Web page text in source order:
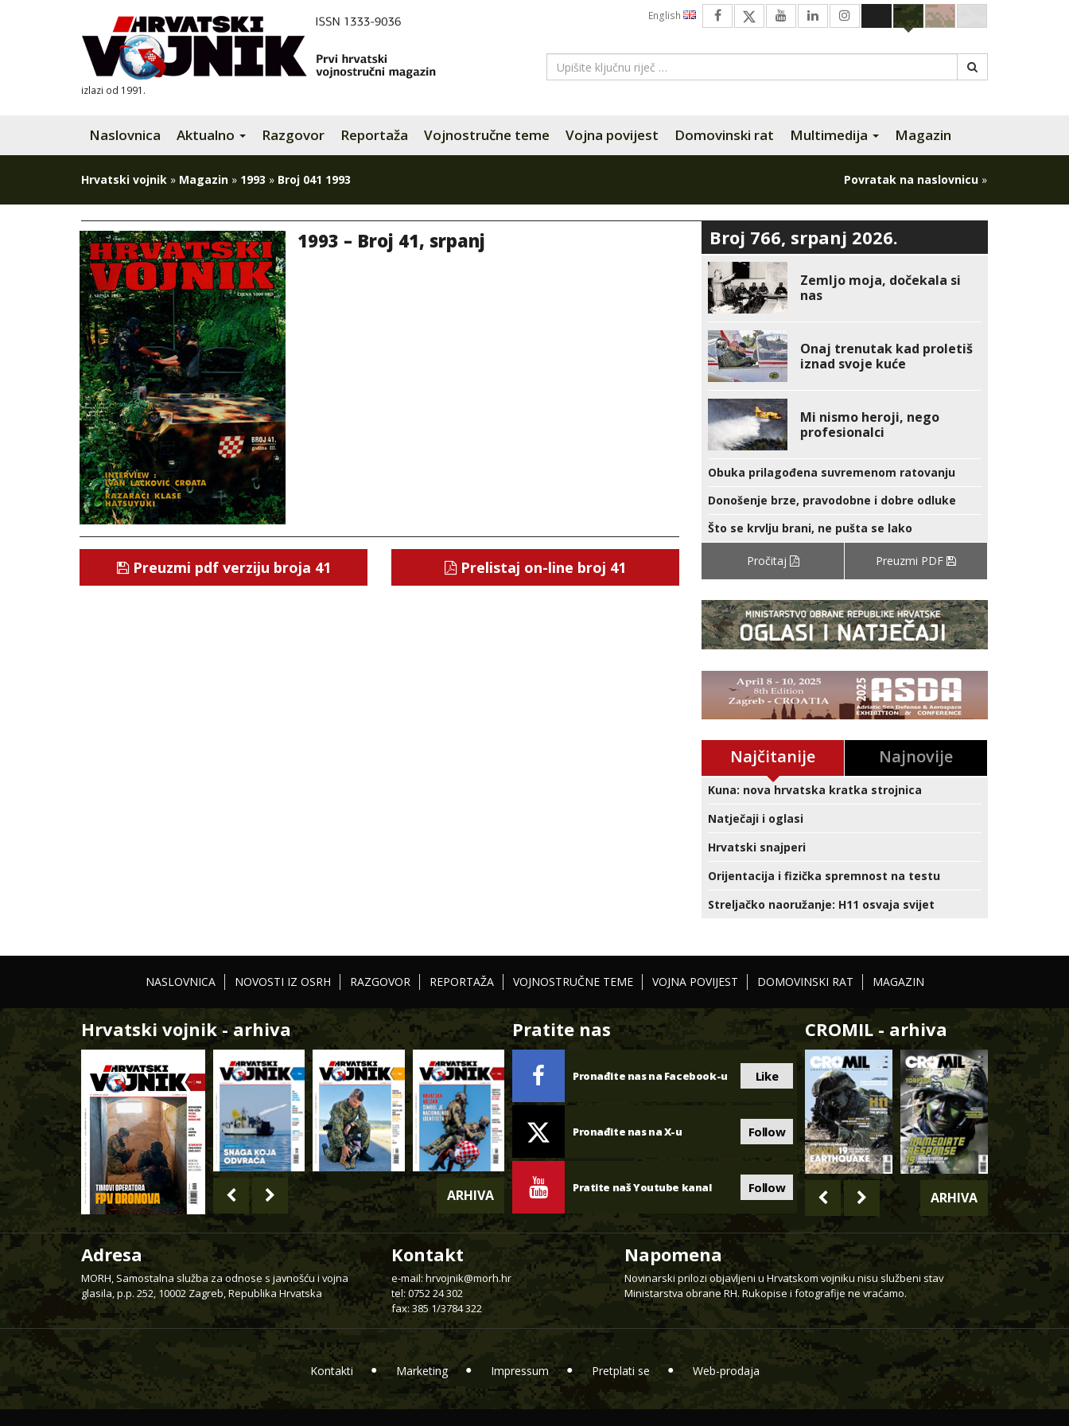
izlazi od 1991.
English
Naslovnica Aktualno Razgovor Reportaža Vojnostručne teme Vojna povijest Domovinski rat Multimedija Magazin
Hrvatski vojnik » Magazin » 1993 » Broj 041 1993 Povratak na naslovnicu »
1993 – Broj 41, srpanj
Preuzmi pdf verziju broja 41 Prelistaj on-line broj 41
Broj 766, srpanj 2026.
Zemljo moja, dočekala si
nas
Onaj trenutak kad proletiš
iznad svoje kuće
Mi nismo heroji, nego
profesionalci
Obuka prilagođena suvremenom ratovanju
Donošenje brze, pravodobne i dobre odluke
Što se krvlju brani, ne pušta se lako
Pročitaj Preuzmi PDF
Najčitanije Najnovije
Kuna: nova hrvatska kratka strojnica
Natječaji i oglasi
Hrvatski snajperi
Orijentacija i fizička spremnost na testu
Streljačko naoružanje: H11 osvaja svijet
NASLOVNICA NOVOSTI IZ OSRH RAZGOVOR REPORTAŽA VOJNOSTRUČNE TEME VOJNA POVIJEST DOMOVINSKI RAT MAGAZIN
Hrvatski vojnik - arhiva
ARHIVA
Pratite nas
Pronađite nas na Facebook-u Like
Pronađite nas na X-u Follow
Pratite naš Youtube kanal Follow
CROMIL - arhiva
ARHIVA
Adresa
MORH, Samostalna služba za odnose s javnošću i vojna
glasila, p.p. 252, 10002 Zagreb, Republika Hrvatska
Kontakt
e-mail: hrvojnik@morh.hr
tel: 0752 24 302
fax: 385 1/3784 322
Napomena
Novinarski prilozi objavljeni u Hrvatskom vojniku nisu službeni stav
Ministarstva obrane RH. Rukopise i fotografije ne vraćamo.
Kontakti Marketing Impressum Pretplati se Web-prodaja